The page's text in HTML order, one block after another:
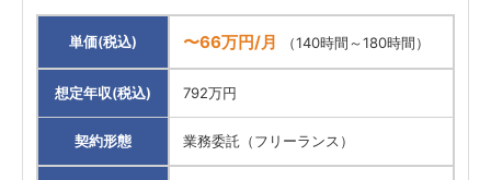
単価(税込) 〜66万円/月 （140時間～180時間）
想定年収(税込) 792万円
契約形態 業務委託（フリーランス）